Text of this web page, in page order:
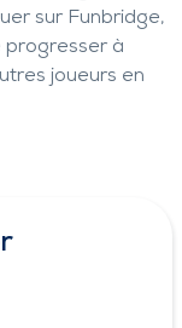
sur Funbridge,
progresser à
joueurs en